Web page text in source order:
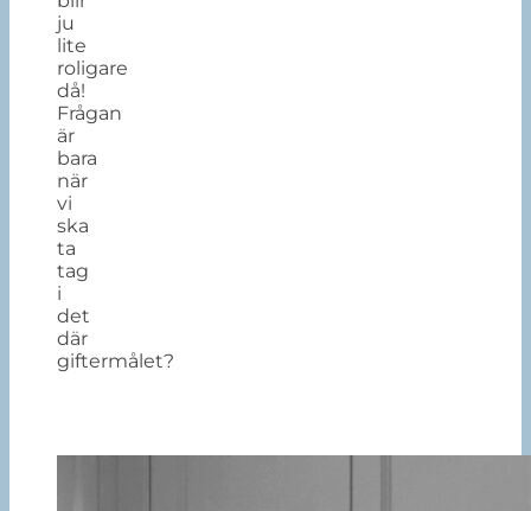
ju
lite
roligare
då!
Frågan
är
bara
när
vi
ska
ta
tag
i
det
där
giftermålet?